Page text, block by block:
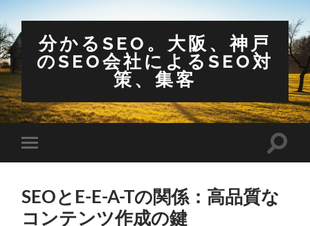
分かるSEO。大阪、神戸
のSEO会社によるSEO対
策、集客
モ
バ
メ
ニ
ュ
検
ー
ル
SEOとE-E-A-Tの関係：高品質な
コンテンツ作成の鍵